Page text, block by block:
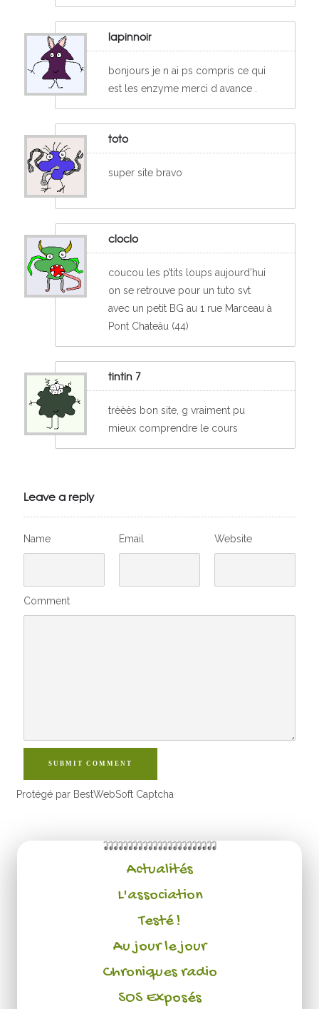
lapinnoir
bonjours je n ai ps compris ce qui
est les enzyme merci d avance .
toto
super site bravo
cloclo
coucou les p’tits loups aujourd’hui
on se retrouve pour un tuto svt
avec un petit BG au 1 rue Marceau à
Pont Chateâu (44)
tintin 7
trèèès bon site, g vraiment pu
mieux comprendre le cours
Leave a reply
Name Email Website
Comment
SUBMIT COMMENT
Protégé par BestWebSoft Captcha
Actualités
L'association
Testé !
Au jour le jour
Chroniques radio
SOS Exposés